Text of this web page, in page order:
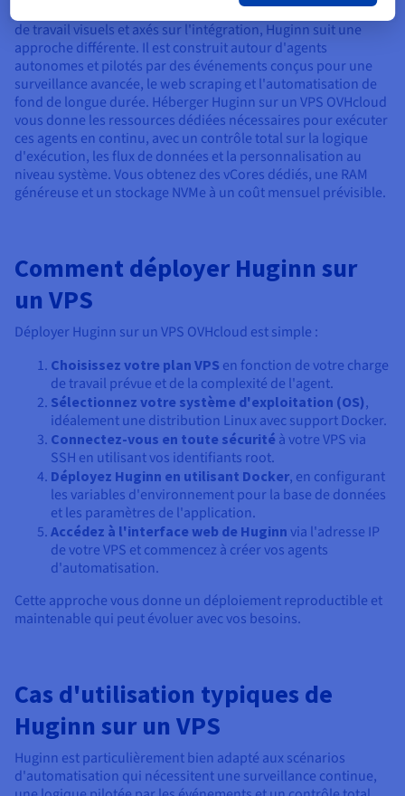
Alors que des outils comme n8n se concentrent sur des flux
de travail visuels et axés sur l'intégration, Huginn suit une
approche différente. Il est construit autour d'agents
autonomes et pilotés par des événements conçus pour une
surveillance avancée, le web scraping et l'automatisation de
fond de longue durée. Héberger Huginn sur un VPS OVHcloud
vous donne les ressources dédiées nécessaires pour exécuter
ces agents en continu, avec un contrôle total sur la logique
d'exécution, les flux de données et la personnalisation au
niveau système. Vous obtenez des vCores dédiés, une RAM
généreuse et un stockage NVMe à un coût mensuel prévisible.
Comment déployer Huginn sur
un VPS
Déployer Huginn sur un VPS OVHcloud est simple :
Choisissez votre plan VPS en fonction de votre charge
de travail prévue et de la complexité de l'agent.
Sélectionnez votre système d'exploitation (OS),
idéalement une distribution Linux avec support Docker.
Connectez-vous en toute sécurité à votre VPS via
SSH en utilisant vos identifiants root.
Déployez Huginn en utilisant Docker, en configurant
les variables d'environnement pour la base de données
et les paramètres de l'application.
Accédez à l'interface web de Huginn via l'adresse IP
de votre VPS et commencez à créer vos agents
d'automatisation.
Cette approche vous donne un déploiement reproductible et
maintenable qui peut évoluer avec vos besoins.
Cas d'utilisation typiques de
Huginn sur un VPS
Huginn est particulièrement bien adapté aux scénarios
d'automatisation qui nécessitent une surveillance continue,